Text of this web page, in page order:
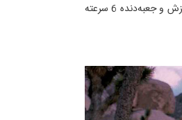
سومین نسل BMW M5 نیز با همین کد E39 به بازار عرضه شد که اتفاقاً از همان پیشرانه S62 با قدرت ۴۰۰ اسب‌بخار و گشتاور ۵۰۰ نیوتن‌متر بهره‌مند شده بود. دیفرانسیل ضد لغزش و جعبه‌دنده 6 سرعته